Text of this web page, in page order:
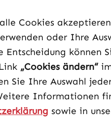
Unterstützung und
040 – 182 295 901
Mo-Fr, 08:00 - 16:00 Uhr
Oder über unser
Vertrag widerrufen
Cookies
oder Ihre
Entscheidung können
„Cookies ändern“im
Sie Ihre Auswahl
Informationen
sowie in